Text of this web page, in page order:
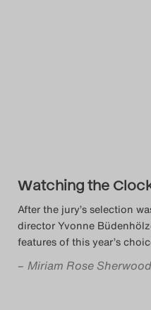
Watching the
After the jury’s selection
director Yvonne
features of this year’s
– Miriam Rose Sherwood